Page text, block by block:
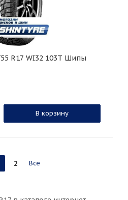
55 R17 WI32 103T Шипы
В корзину
2 Все